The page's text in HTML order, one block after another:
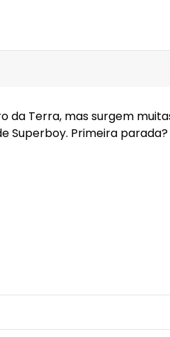
da Terra, mas surgem
Superboy. Primeira